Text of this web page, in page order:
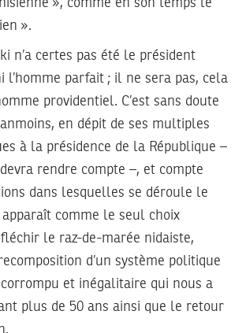
», comme en son temps le
».
n’a certes pas été le président
l’homme parfait ; il ne sera pas, cela
providentiel. C’est sans doute
en dépit de ses multiples
à la présidence de la République –
rendre compte –, et compte
dans lesquelles se déroule le
comme le seul choix
le raz-de-marée nidaiste,
d’un système politique
et inégalitaire qui nous a
plus de 50 ans ainsi que le retour